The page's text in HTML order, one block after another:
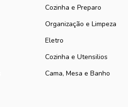
Cozinha e Preparo
Organização e Limpeza
Eletro
Cozinha e Utensilios
Cama, Mesa e Banho